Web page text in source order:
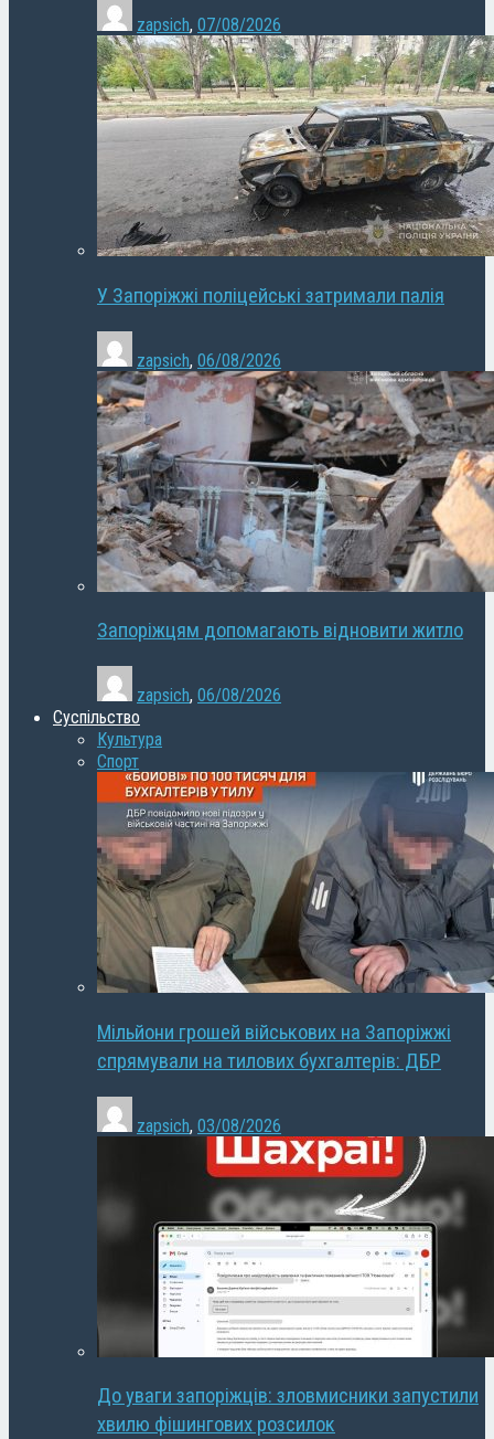
zapsich, 07/08/2026
У Запоріжжі поліцейські затримали палія
zapsich, 06/08/2026
Запоріжцям допомагають відновити житло
zapsich, 06/08/2026
Суспільство
Культура
Спорт
Мільйони грошей військових на Запоріжжі
спрямували на тилових бухгалтерів: ДБР
zapsich, 03/08/2026
До уваги запоріжців: зловмисники запустили
хвилю фішингових розсилок